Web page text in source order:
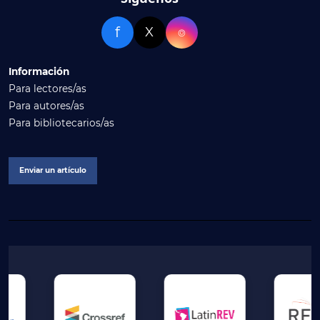
f X ⌾
Información
Para lectores/as
Para autores/as
Para bibliotecarios/as
Enviar un artículo